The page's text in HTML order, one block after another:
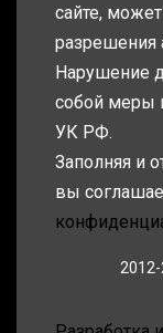
сайте,
разрешения
Нарушение
собой меры
УК РФ.
Заполняя и
вы